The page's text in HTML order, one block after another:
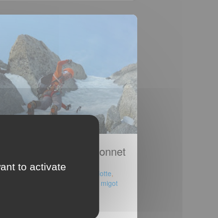
Migot au Chardonnet
Écrit le 10 juin Taggé goulotte,
éperon migot
to activate